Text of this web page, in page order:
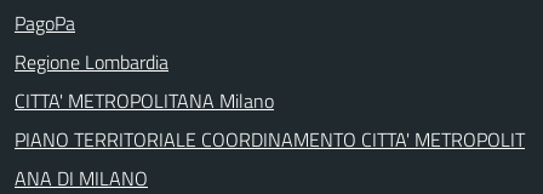
PagoPa
Regione Lombardia
CITTA' METROPOLITANA Milano
PIANO TERRITORIALE COORDINAMENTO CITTA' METROPOLIT
ANA DI MILANO